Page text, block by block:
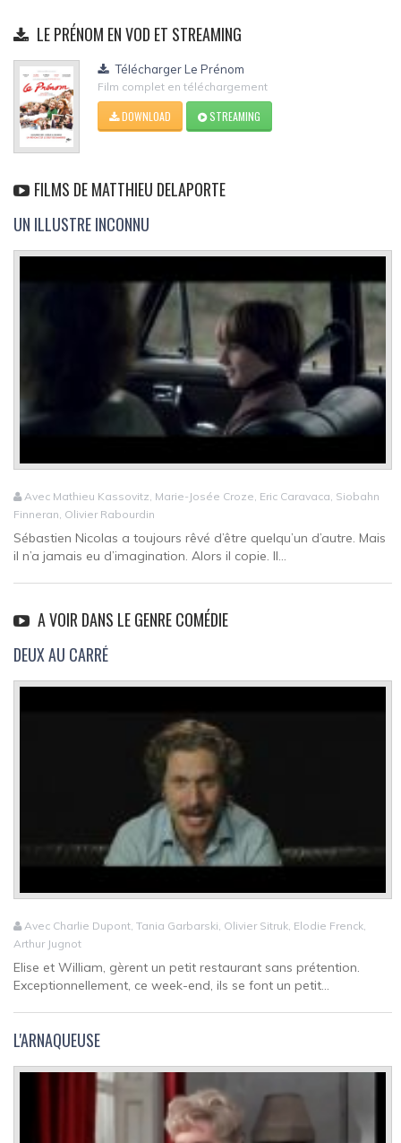
LE PRÉNOM EN VOD ET STREAMING
Télécharger Le Prénom
Film complet en téléchargement
DOWNLOAD STREAMING
FILMS DE MATTHIEU DELAPORTE
UN ILLUSTRE INCONNU
Avec Mathieu Kassovitz, Marie-Josée Croze, Eric Caravaca, Siobahn
Finneran, Olivier Rabourdin
Sébastien Nicolas a toujours rêvé d’être quelqu’un d’autre. Mais
il n’a jamais eu d’imagination. Alors il copie. Il...
A VOIR DANS LE GENRE COMÉDIE
DEUX AU CARRÉ
Avec Charlie Dupont, Tania Garbarski, Olivier Sitruk, Elodie Frenck,
Arthur Jugnot
Elise et William, gèrent un petit restaurant sans prétention.
Exceptionnellement, ce week-end, ils se font un petit...
L'ARNAQUEUSE